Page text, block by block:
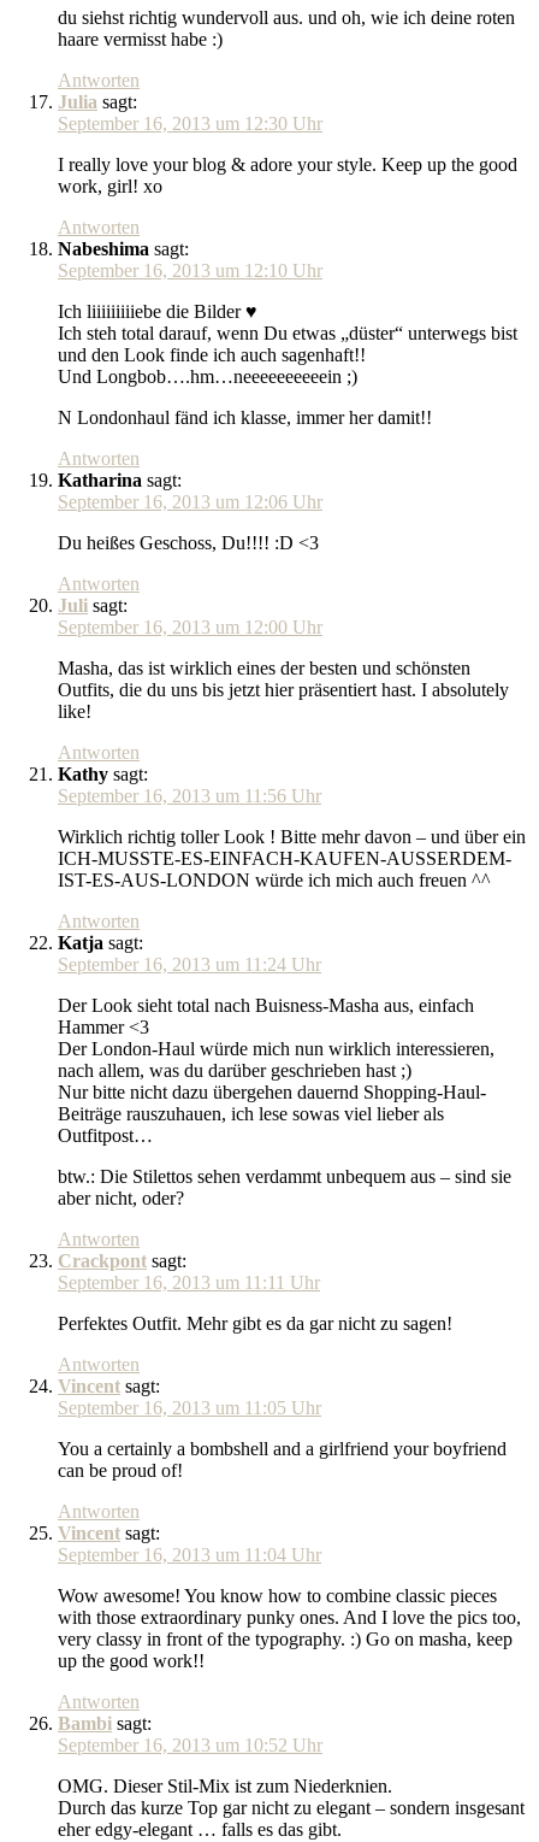
du siehst richtig wundervoll aus. und oh, wie ich deine roten
haare vermisst habe :)
Antworten
Julia sagt:
September 16, 2013 um 12:30 Uhr
I really love your blog & adore your style. Keep up the good
work, girl! xo
Antworten
Nabeshima sagt:
September 16, 2013 um 12:10 Uhr
Ich liiiiiiiiiebe die Bilder ♥
Ich steh total darauf, wenn Du etwas „düster“ unterwegs bist
und den Look finde ich auch sagenhaft!!
Und Longbob….hm…neeeeeeeeeein ;)
N Londonhaul fänd ich klasse, immer her damit!!
Antworten
Katharina sagt:
September 16, 2013 um 12:06 Uhr
Du heißes Geschoss, Du!!!! :D <3
Antworten
Juli sagt:
September 16, 2013 um 12:00 Uhr
Masha, das ist wirklich eines der besten und schönsten
Outfits, die du uns bis jetzt hier präsentiert hast. I absolutely
like!
Antworten
Kathy sagt:
September 16, 2013 um 11:56 Uhr
Wirklich richtig toller Look ! Bitte mehr davon – und über ein
ICH-MUSSTE-ES-EINFACH-KAUFEN-AUSSERDEM-
IST-ES-AUS-LONDON würde ich mich auch freuen ^^
Antworten
Katja sagt:
September 16, 2013 um 11:24 Uhr
Der Look sieht total nach Buisness-Masha aus, einfach
Hammer <3
Der London-Haul würde mich nun wirklich interessieren,
nach allem, was du darüber geschrieben hast ;)
Nur bitte nicht dazu übergehen dauernd Shopping-Haul-
Beiträge rauszuhauen, ich lese sowas viel lieber als
Outfitpost…
btw.: Die Stilettos sehen verdammt unbequem aus – sind sie
aber nicht, oder?
Antworten
Crackpont sagt:
September 16, 2013 um 11:11 Uhr
Perfektes Outfit. Mehr gibt es da gar nicht zu sagen!
Antworten
Vincent sagt:
September 16, 2013 um 11:05 Uhr
You a certainly a bombshell and a girlfriend your boyfriend
can be proud of!
Antworten
Vincent sagt:
September 16, 2013 um 11:04 Uhr
Wow awesome! You know how to combine classic pieces
with those extraordinary punky ones. And I love the pics too,
very classy in front of the typography. :) Go on masha, keep
up the good work!!
Antworten
Bambi sagt:
September 16, 2013 um 10:52 Uhr
OMG. Dieser Stil-Mix ist zum Niederknien.
Durch das kurze Top gar nicht zu elegant – sondern insgesant
eher edgy-elegant … falls es das gibt.